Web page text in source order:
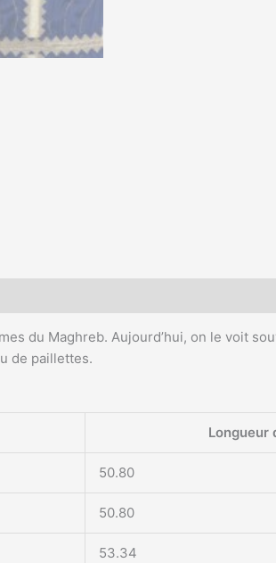
du Maghreb. Aujourd’hui, on le voit
de paillettes.
Longueur
50.80
50.80
53.34